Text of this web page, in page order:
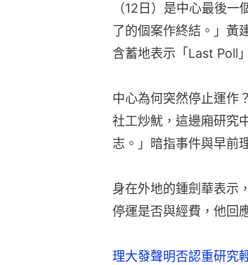
（12日）是中心最後
了的個案作終結。」黃
含蓄地表示「Last Poll
中心為何突然停止運作
社工炒魷，這邊廂研究
志。」暗指事件與早前
身在外地的鍾劍華表示
停運是否與經費，他回
理大發聲明否認重研